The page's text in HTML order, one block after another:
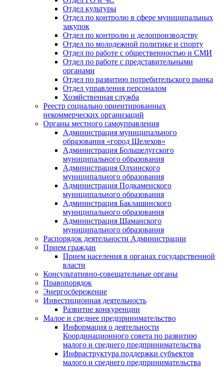
Отдел культуры
Отдел по контролю в сфере муниципальных
закупок
Отдел по контролю и делопроизводству
Отдел по молодежной политике и спорту
Отдел по работе с общественностью и СМИ
Отдел по работе с представительными
органами
Отдел по развитию потребительского рынка
Отдел управления персоналом
Хозяйственная служба
Реестр социально ориентированных
некоммерческих организаций
Органы местного самоуправления
Администрация муниципального
образования «город Шелехов»
Администрация Большелугского
муниципального образования
Администрация Олхинского
муниципального образования
Администрация Подкаменского
муниципального образования
Администрация Баклашинского
муниципального образования
Администрация Шаманского
муниципального образования
Распорядок деятельности Администрации
Прием граждан
Прием населения в органах государственной
власти
Консультативно-совещательные органы
Правопорядок
Энергосбережение
Инвестиционная деятельность
Развитие конкуренции
Малое и среднее предпринимательство
Информация о деятельности
Координационного совета по развитию
малого и среднего предпринимательства
Инфраструктура поддержки субъектов
малого и среднего предпринимательства